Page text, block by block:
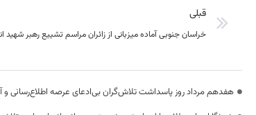
قبلی
هفدهم مرداد روز پاسداشت تلاش‌گران بی‌ادعای عرصه